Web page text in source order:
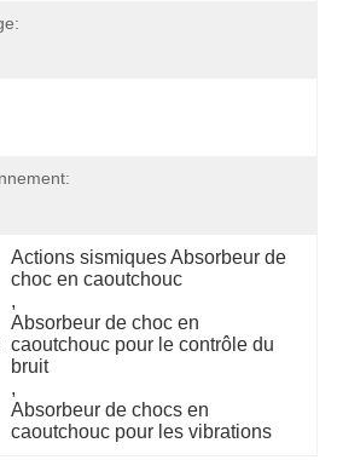
Actions sismiques Absorbeur de
choc en caoutchouc
,
Absorbeur de choc en
caoutchouc pour le contrôle du
bruit
,
Absorbeur de chocs en
caoutchouc pour les vibrations